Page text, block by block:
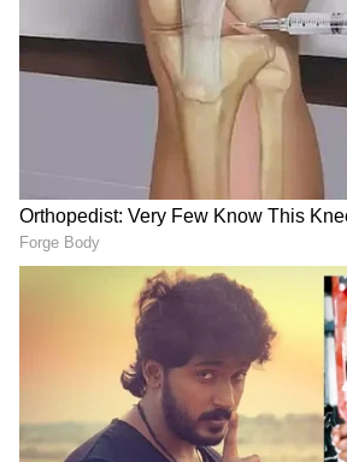
ನಮ್ಮ ಮೆಟ್ರೋ ಪ್ರಯಾಣಿಕರೇ
ಗಮನಿಸಿ: ಶುಕ್ರವಾರ ರಾತ್ರಿ ಹಸಿರು
ಮಾರ್ಗದ ರೈಲು ವೇಳಾಪಟ್ಟಿಯಲ್ಲಿ
ತಾತ್ಕಾಲಿಕ ಬದಲಾವಣೆ!
‘ಸಮಯ
ಸಚಿವ
ಸ್ಟೋರಿ
ಶಿವಣ್ಣವರ
LATEST VIDEOS
"ರಾಜಕೀಯ ಬೇಡ, ಸಿನಿಮಾನೇ
ಕನಕೋತ್ಸವದಲ್ಲಿ ರಿಷಬ್ ಶೆಟ್ಟಿ |
Shetty speech | Suvarna News
ಶೇ.50 ರಿಂದ ಶೇ.18 ಕ್ಕೆ TAX
ಟ್ರಂಪ್ ಐತಿಹಾಸಿಕ ಒಪ್ಪಂದ | India